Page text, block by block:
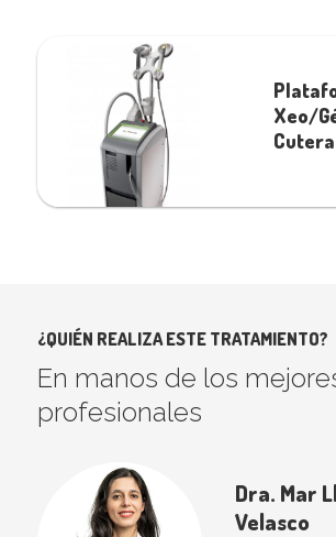
Xeo/
Cutera
¿QUIÉN REALIZA ESTE TRATAMIENTO?
En manos de los
profesionales
Dra. Mar
Velasco